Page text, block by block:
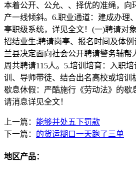
本着公开、公允、、择优的准绳，向
产一线倾斜。6.职业通道：建成办理
亭职级系统，详见全文！(一)聘请对
招结业生;聘请岗亭、报名时间及体
兰县决定面向社会公开聘请警务辅帮
周共聘请115人。5.培训培育：入职
训、导师带徒、结合出名高校或培训
歇息休假：严酷施行《劳动法》的歇
请消息详见全文！
上一篇： 能够并处五下罚款
下一篇： 的货运糊口一天跑了三单
地区产品：